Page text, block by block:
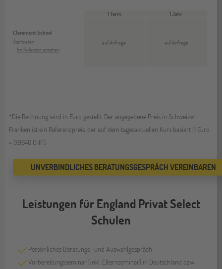
Claremont School
Startdaten:
Im Kalender ansehen
1 Term 1 Jahr
auf Anfrage auf Anfrage
*Die Rechnung wird in Euro gestellt. Der angegebene Preis in Schweizer
Franken ist ein Referenzpreis, der auf dem tagesaktuellen Kurs basiert (1 Euro
= 0,9640 CHF).
UNVERBINDLICHES BERATUNGSGESPRÄCH VEREINBAREN
Leistungen für England Privat Select
Schulen
Persönliches Beratungs- und Auswahlgespräch
Vorbereitungsseminar (inkl. Elternseminar) in Deutschland bzw.